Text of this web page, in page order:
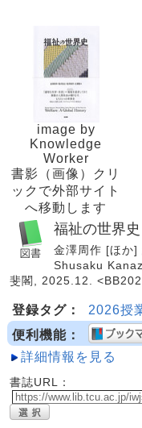
image by
Knowledge
Worker
書影（画像）クリ
ックで外部サイト
へ移動します
福祉の世界史
金澤周作 [ほ
Shusaku
斐閣, 2025.12.
登録タグ：
2026授
便利機能：
詳細情報を見る
書誌URL：